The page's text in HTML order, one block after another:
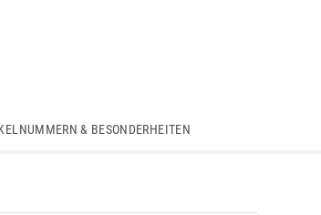
& BESONDERHEITEN